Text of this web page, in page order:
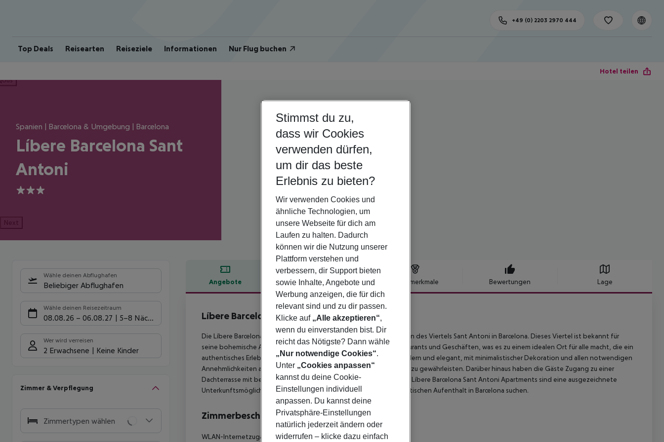
Top Deals Reisearten Reiseziele Informationen Nur Flug buchen
+49 (0) 2203 2970 444
Hotel teilen
Spanien | Barcelona & Umgebung | Barcelona
Líbere Barcelona Sant
Antoni
3
Next
Wähle deinen Abflughafen
Beliebiger Abflughafen
Wähle deinen Reisezeitraum
08.08.26 – 06.08.27 5-8 Nächte
Wer wird verreisen
2 Erwachsene Keine Kinder
Zimmer & Verpflegung
Zimmertypen wählen
Angebote Hotelbeschreibung Hotelmerkmale Bewertungen Lage
Hotelbeschreibung
Líbere Barcelona Sant Antoni
3
Die Líbere Barcelona Sant Antoni Apartments befinden sich im Herzen des Viertels Sant Antoni in Barcelona. Dieses Viertel ist bekannt für
seine bohemische Atmosphäre und die große Vielfalt an Bars, Restaurants und Geschäften, was es zu einem idealen Ort für alle macht, die ein
authentisches Erlebnis in der Stadt suchen. Die Apartments sind modern und elegant, mit minimalistischer Dekoration und allen notwendigen
Annehmlichkeiten ausgestattet, um einen komfortablen Aufenthalt zu gewährleisten. Darüber hinaus haben die Gäste Zugang zu einer
Dachterrasse mit beeindruckendem Panoramablick auf die Stadt. Die Líbere Barcelona Sant Antoni Apartments sind eine ausgezeichnete
Unterkunftsmöglichkeit für alle, die einen komfortablen und authentischen Aufenthalt in Barcelona suchen.
Zimmerbeschreibung
WLAN-Internetzugang Raucherzimmer: nein
Stimmst du zu,
dass wir Cookies
verwenden dürfen,
um dir das beste
Erlebnis zu bieten?
Wir verwenden Cookies und
ähnliche Technologien, um
unsere Webseite für dich am
Laufen zu halten. Dadurch
können wir die Nutzung unserer
Plattform verstehen und
verbessern, dir Support bieten
sowie Inhalte, Angebote und
Werbung anzeigen, die für dich
relevant sind und zu dir passen.
Klicke auf „Alle akzeptieren“,
wenn du einverstanden bist. Dir
reicht das Nötigste? Dann wähle
„Nur notwendige Cookies“.
Unter „Cookies anpassen“
kannst du deine Cookie-
Einstellungen individuell
anpassen. Du kannst deine
Privatsphäre-Einstellungen
natürlich jederzeit ändern oder
widerrufen – klicke dazu einfach